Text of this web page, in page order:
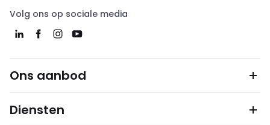
Volg ons op sociale media
Ons aanbod
Diensten